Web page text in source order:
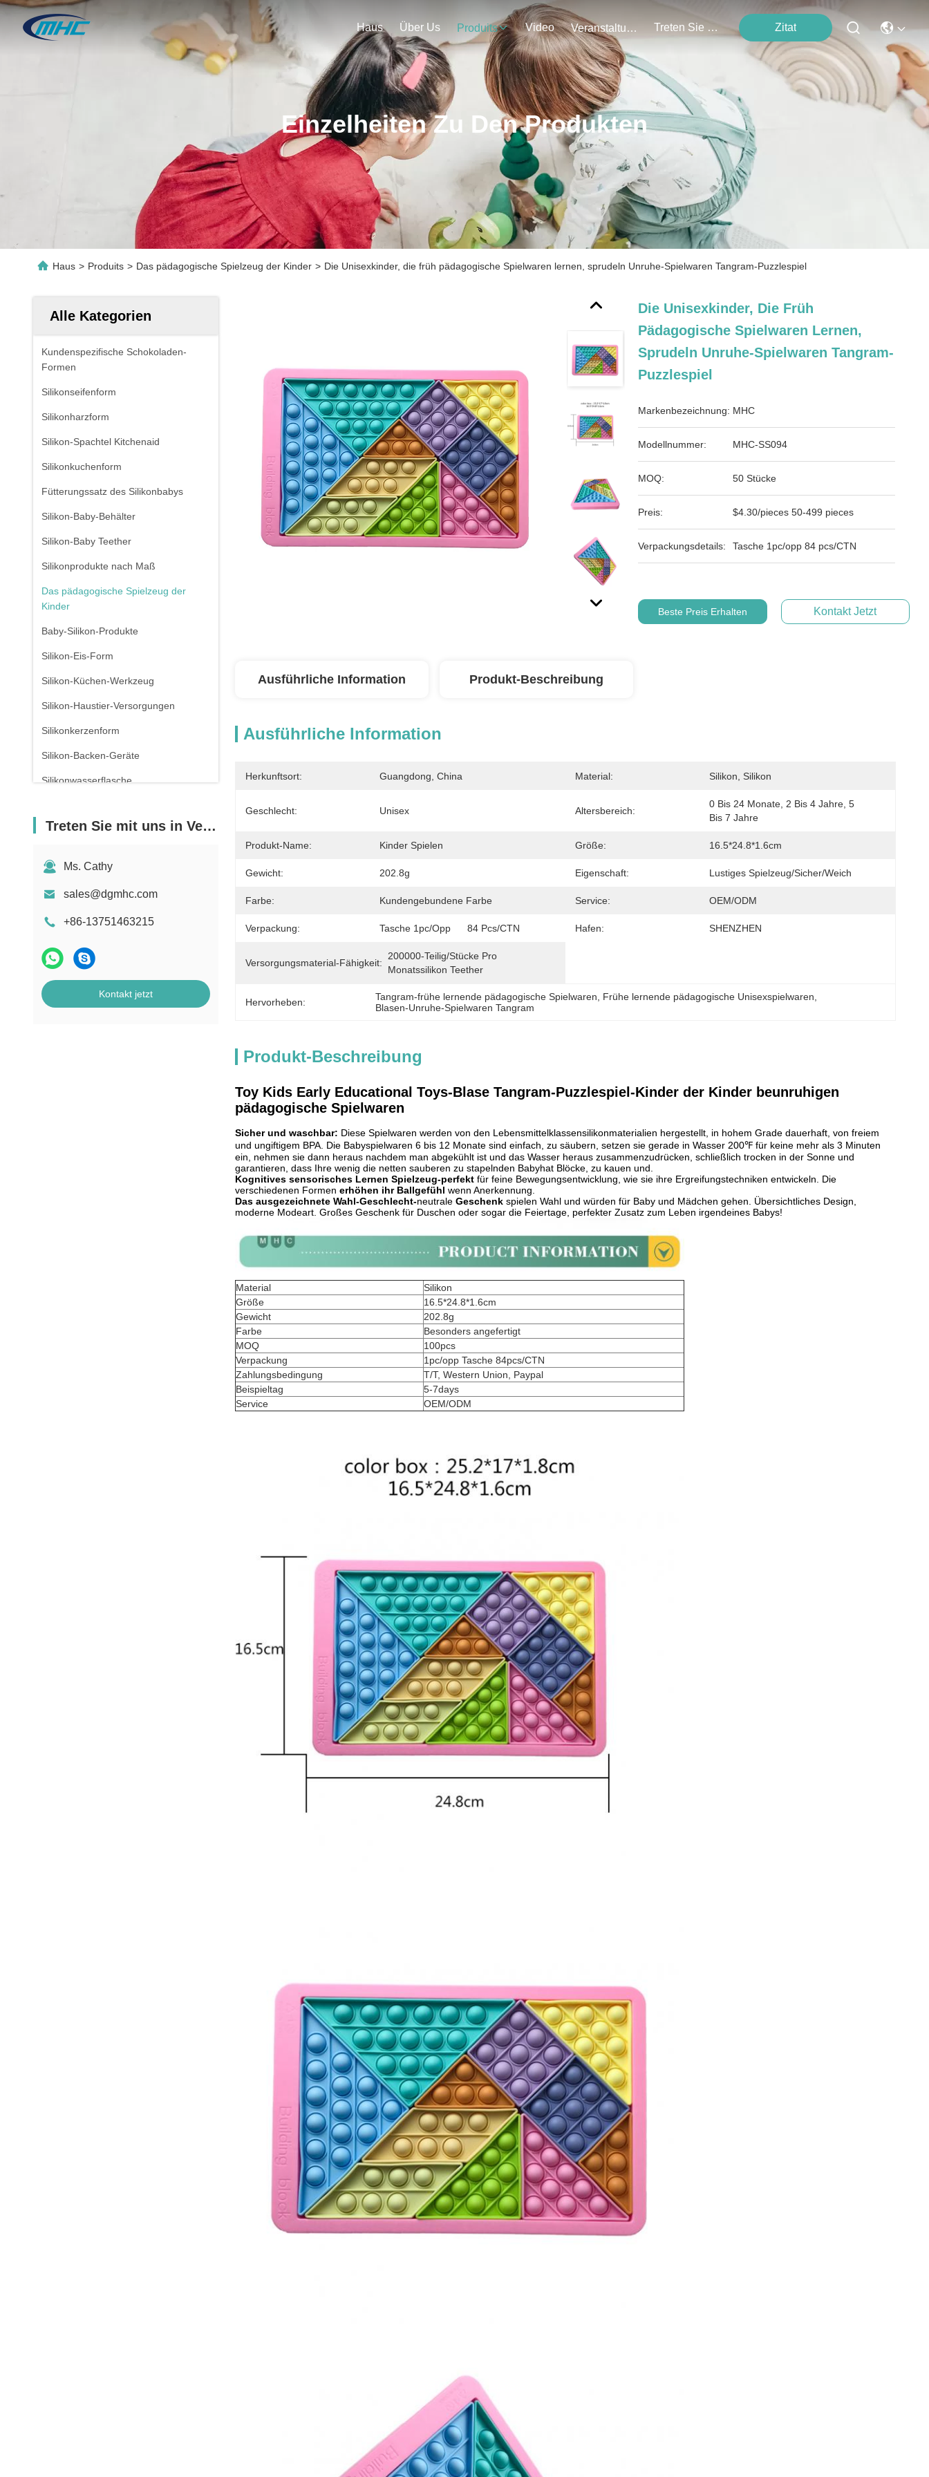
Haus Über Us Produits Video Veranstaltungen Treten Sie Mit Uns In Verbindung Zitat
Einzelheiten Zu Den Produkten
Haus > Produits > Das pädagogische Spielzeug der Kinder > Die Unisexkinder, die früh pädagogische Spielwaren lernen, sprudeln Unruhe-Spielwaren Tangram-Puzzlespiel
Alle Kategorien
Kundenspezifische Schokoladen-
Formen
Silikonseifenform
Silikonharzform
Silikon-Spachtel Kitchenaid
Silikonkuchenform
Fütterungssatz des Silikonbabys
Silikon-Baby-Behälter
Silikon-Baby Teether
Silikonprodukte nach Maß
Das pädagogische Spielzeug der
Kinder
Baby-Silikon-Produkte
Silikon-Eis-Form
Silikon-Küchen-Werkzeug
Silikon-Haustier-Versorgungen
Silikonkerzenform
Silikon-Backen-Geräte
Silikonwasserflasche
Treten Sie mit uns in Verbindung
Ms. Cathy
sales@dgmhc.com
+86-13751463215
Kontakt jetzt
Die Unisexkinder, Die Früh
Pädagogische Spielwaren Lernen,
Sprudeln Unruhe-Spielwaren Tangram-
Puzzlespiel
Markenbezeichnung: MHC
Modellnummer: MHC-SS094
MOQ: 50 Stücke
Preis: $4.30/pieces 50-499 pieces
Verpackungsdetails: Tasche 1pc/opp 84 pcs/CTN
Beste Preis Erhalten Kontakt Jetzt
Ausführliche Information Produkt-Beschreibung
Ausführliche Information
Herkunftsort: Guangdong, China Material: Silikon, Silikon
Geschlecht: Unisex Altersbereich:
0 Bis 24 Monate, 2 Bis 4 Jahre, 5
Bis 7 Jahre
Produkt-Name: Kinder Spielen Größe: 16.5*24.8*1.6cm
Gewicht: 202.8g Eigenschaft: Lustiges Spielzeug/sicher/weich
Farbe: Kundengebundene Farbe Service: OEM/ODM
Verpackung: Tasche 1pc/opp      84 Pcs/CTN Hafen: SHENZHEN
Versorgungsmaterial-Fähigkeit:
200000-Teilig/Stücke Pro
Monatssilikon Teether
Hervorheben: Tangram-frühe lernende pädagogische Spielwaren Frühe lernende pädagogische Unisexspielwaren
Blasen-Unruhe-Spielwaren Tangram
Produkt-Beschreibung
Toy Kids Early Educational Toys-Blase Tangram-Puzzlespiel-Kinder der Kinder beunruhigen
pädagogische Spielwaren
Sicher und waschbar: Diese Spielwaren werden von den Lebensmittelklassensilikonmaterialien hergestellt, in hohem Grade dauerhaft, von freiem
und ungiftigem BPA. Die Babyspielwaren 6 bis 12 Monate sind einfach, zu säubern, setzen sie gerade in Wasser 200℉ für keine mehr als 3 Minuten
ein, nehmen sie dann heraus nachdem man abgekühlt ist und das Wasser heraus zusammenzudrücken, schließlich trocken in der Sonne und
garantieren, dass Ihre wenig die netten sauberen zu stapelnden Babyhat Blöcke, zu kauen und.
Kognitives sensorisches Lernen Spielzeug-perfekt für feine Bewegungsentwicklung, wie sie ihre Ergreifungstechniken entwickeln. Die
verschiedenen Formen erhöhen ihr Ballgefühl wenn Anerkennung.
Das ausgezeichnete Wahl-Geschlecht-neutrale Geschenk spielen Wahl und würden für Baby und Mädchen gehen. Übersichtliches Design,
moderne Modeart. Großes Geschenk für Duschen oder sogar die Feiertage, perfekter Zusatz zum Leben irgendeines Babys!
Material
Silikon
Größe
16.5*24.8*1.6cm
Gewicht
202.8g
Farbe
Besonders angefertigt
MOQ
100pcs
Verpackung
1pc/opp Tasche 84pcs/CTN
Zahlungsbedingung
T/T, Western Union, Paypal
Beispieltag
5-7days
Service
OEM/ODM